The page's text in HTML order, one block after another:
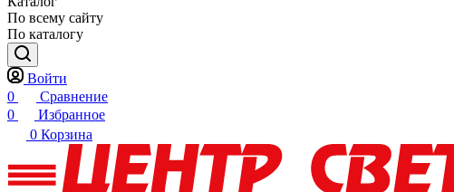
По всему сайту
По каталогу
Войти
0
Сравнение
0
Избранное
0 Корзина